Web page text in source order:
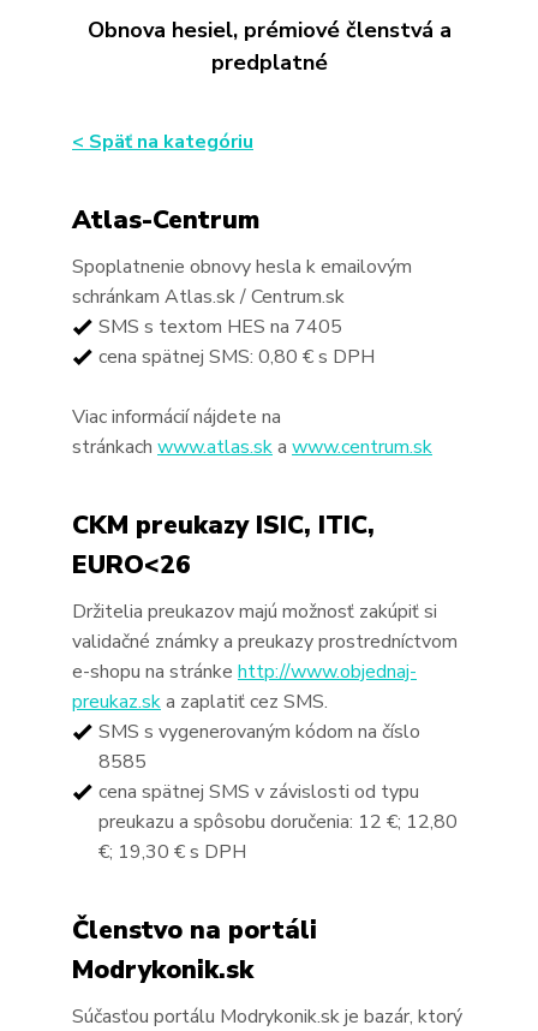
Obnova hesiel, prémiové členstvá a
predplatné
< Späť na kategóriu
Atlas-Centrum
Spoplatnenie obnovy hesla k emailovým
schránkam Atlas.sk / Centrum.sk
SMS s textom HES na 7405
cena spätnej SMS: 0,80 € s DPH
Viac informácií nájdete na
stránkach www.atlas.ska www.centrum.sk
CKM preukazy ISIC, ITIC,
EURO<26
Držitelia preukazov majú možnosť zakúpiť si
validačné známky a preukazy prostredníctvom
e-shopu na stránke http://www.objednaj-
preukaz.ska zaplatiť cez SMS.
SMS s vygenerovaným kódom na číslo
8585
cena spätnej SMS v závislosti od typu
preukazu a spôsobu doručenia: 12 €; 12,80
€; 19,30 € s DPH
Členstvo na portáli
Modrykonik.sk
Súčasťou portálu Modrykonik.sk je bazár, ktorý